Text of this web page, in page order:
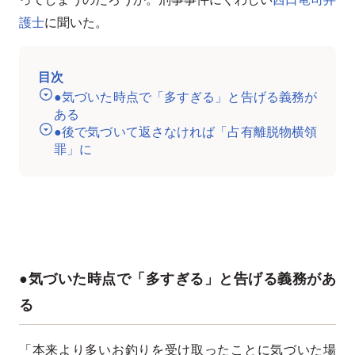
護士に聞いた。
目次
●気づいた時点で「多すぎる」と告げる義務が
ある
●後で気づいて返さなければ「占有離脱物横領
罪」に
●気づいた時点で「多すぎる」と告げる義務があ
る
「本来より多いお釣りを受け取ったことに気づいた場